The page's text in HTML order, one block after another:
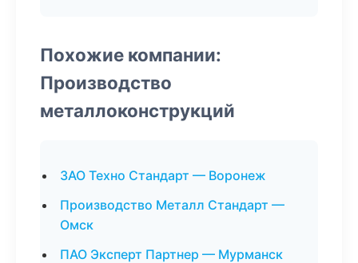
Похожие компании:
Производство
металлоконструкций
ЗАО Техно Стандарт — Воронеж
Производство Металл Стандарт —
Омск
ПАО Эксперт Партнер — Мурманск